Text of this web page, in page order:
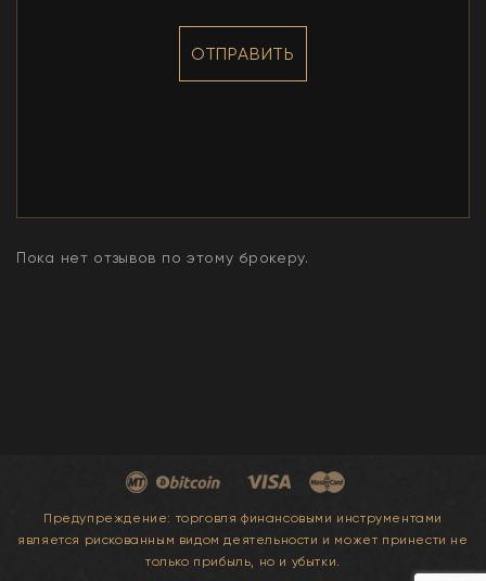
ОТПРАВИТЬ
Пока нет отзывов по этому брокеру.
Предупреждение: торговля финансовыми инструментами
является рискованным видом деятельности и может принести не
только прибыль, но и убытки.